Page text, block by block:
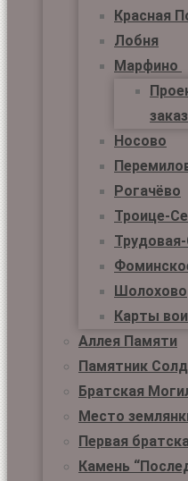
Красная
Лобня
Марфино
Носово
Рогачёво
Троице-
Шолохово
Карты
Аллея Памяти
Памятник
Братская
Место
Первая
Камень